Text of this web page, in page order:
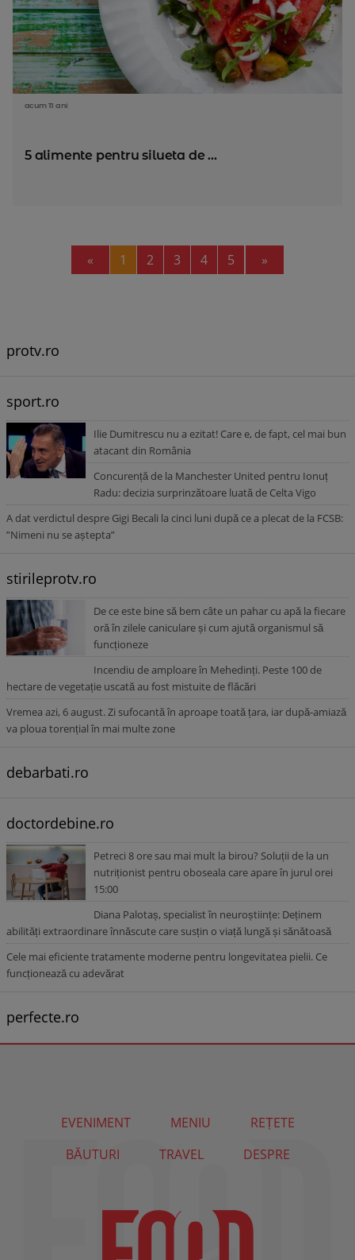
acum 11 ani
5 alimente pentru silueta de ...
« Previous
1 2 3 4 5 »
protv.ro
sport.ro
Ilie Dumitrescu nu a ezitat! Care e, de fapt, cel mai bun
atacant din România
Concurență de la Manchester United pentru Ionuț
Radu: decizia surprinzătoare luată de Celta Vigo
A dat verdictul despre Gigi Becali la cinci luni după ce a plecat de la FCSB:
”Nimeni nu se aștepta”
stirileprotv.ro
De ce este bine să bem câte un pahar cu apă la fiecare
oră în zilele caniculare și cum ajută organismul să
funcționeze
Incendiu de amploare în Mehedinți. Peste 100 de
hectare de vegetație uscată au fost mistuite de flăcări
Vremea azi, 6 august. Zi sufocantă în aproape toată țara, iar după-amiază
va ploua torențial în mai multe zone
debarbati.ro
doctordebine.ro
Petreci 8 ore sau mai mult la birou? Soluții de la un
nutriționist pentru oboseala care apare în jurul orei
15:00
Diana Palotaș, specialist în neuroștiințe: Deținem
abilități extraordinare înnăscute care susțin o viață lungă și sănătoasă
Cele mai eficiente tratamente moderne pentru longevitatea pielii. Ce
funcționează cu adevărat
perfecte.ro
EVENIMENT MENIU
REȚETE
BĂUTURI
TRAVEL DESPRE